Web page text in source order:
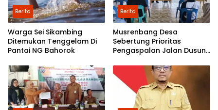
Berita
Warga Sei Sikambing
Ditemukan Tenggelam Di
Pantai NG Bahorok
Berita
Musrenbang Desa
Sebertung Prioritas
Pengaspalan Jalan Dusun